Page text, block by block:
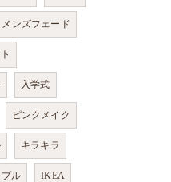
メンズフェード
入学式
ピンクメイク
キラキラ
ル IKEA